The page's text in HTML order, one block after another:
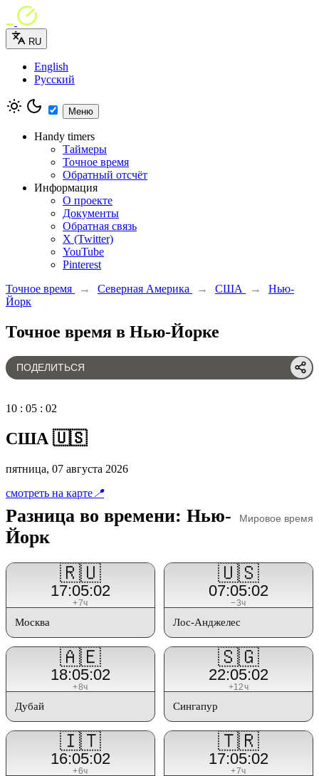
RU
English
Русский
Меню
Handy timers
Таймеры
Точное время
Обратный отсчёт
Информация
О проекте
Документы
Обратная связь
X (Twitter)
YouTube
Pinterest
Точное время
→ Северная Америка → США →
Нью-
Йорк
Точное время в Нью-Йорке
ПОДЕЛИТЬСЯ
10 : 05 : 02
США 🇺🇸
пятница, 07 августа 2026
смотреть на карте 📍
Разница во времени: Нью-
Йорк
Мировое время
🇷🇺
17:05:02
+7ч
Москва
🇺🇸
07:05:02
−3ч
Лос-Анджелес
🇦🇪
18:05:02
+8ч
Дубай
🇸🇬
22:05:02
+12ч
Сингапур
🇮🇹
16:05:02
+6ч
🇹🇷
17:05:02
+7ч